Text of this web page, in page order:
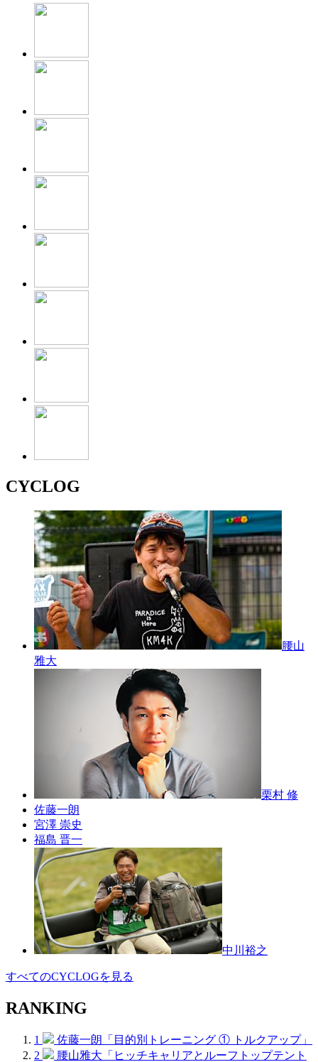
CYCLOG
腰山
雅大
栗村 修
佐藤一朗
宮澤 崇史
福島 晋一
中川裕之
すべてのCYCLOGを見る
RANKING
1
佐藤一朗「目的別トレーニング ① トルクアップ」
2
腰山雅大「ヒッチキャリアとルーフトップテント